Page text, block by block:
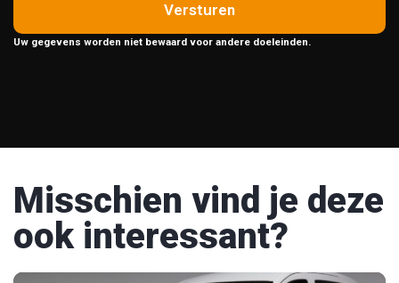
Versturen
Uw gegevens worden niet bewaard voor andere doeleinden.
Misschien vind je deze
ook interessant?